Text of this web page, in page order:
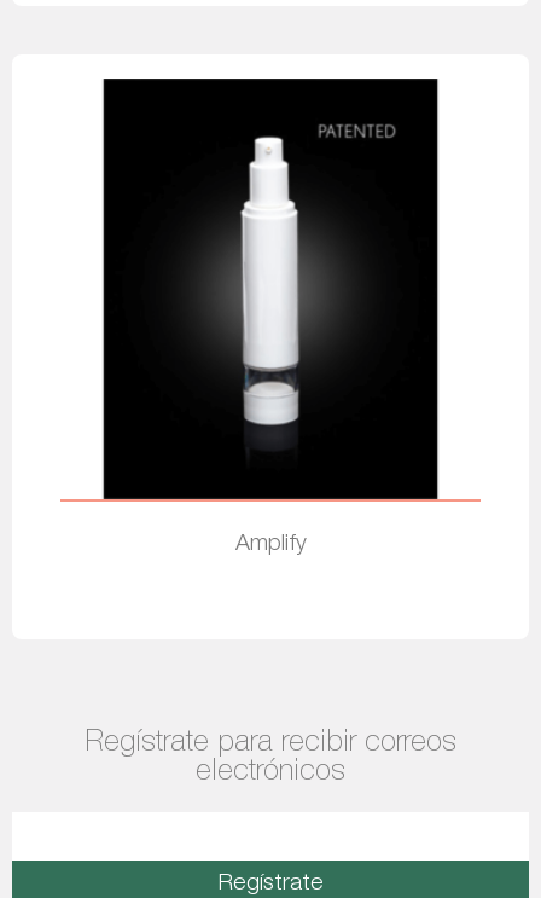
Amplify
Regístrate para recibir correos
electrónicos
Regístrate